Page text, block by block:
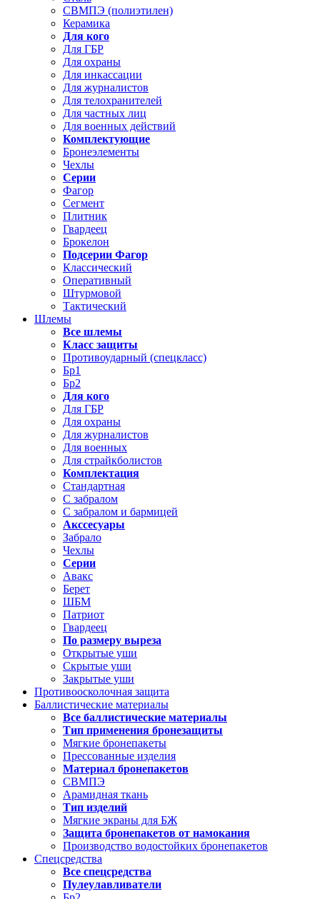
СВМПЭ (полиэтилен)
Керамика
Для кого
Для ГБР
Для охраны
Для инкассации
Для журналистов
Для телохранителей
Для частных лиц
Для военных действий
Комплектующие
Бронеэлементы
Чехлы
Серии
Фагор
Сегмент
Плитник
Гвардеец
Брокелон
Подсерии Фагор
Классический
Оперативный
Штурмовой
Тактический
Шлемы
Все шлемы
Класс защиты
Противоударный (спецкласс)
Бр1
Бр2
Для кого
Для ГБР
Для охраны
Для журналистов
Для военных
Для страйкболистов
Комплектация
Стандартная
С забралом
С забралом и бармицей
Акссесуары
Забрало
Чехлы
Серии
Авакс
Берет
ШБМ
Патриот
Гвардеец
По размеру выреза
Открытые уши
Скрытые уши
Закрытые уши
Противоосколочная защита
Баллистические материалы
Все баллистические материалы
Тип применения бронезащиты
Мягкие бронепакеты
Прессованные изделия
Материал бронепакетов
СВМПЭ
Арамидная ткань
Тип изделий
Мягкие экраны для БЖ
Защита бронепакетов от намокания
Производство водостойких бронепакетов
Спецсредства
Все спецсредства
Пулеулавливатели